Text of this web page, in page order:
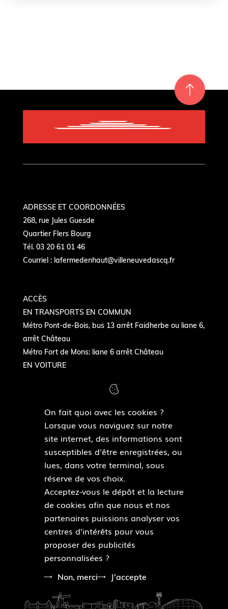
On fait quoi avec les cookies ?
Lorsque vous naviguez sur notre
site internet, des informations sont
susceptibles d'être enregistrées, ou
lues, dans votre terminal, sous
réserve de vos choix.
Acceptez-vous le dépôt et la lecture
de cookies afin que nous et nos
partenaires puissions analyser vos
centres d'intérêts pour vous
proposer des publicités
personnalisées ?
Non, merci J'accepte
Re
m
on
e
en hau
ADRESSE ET COORDONNÉES
268, rue Jules Guesde
Quartier Flers Bourg
Tél. 03 20 61 01 46
Courriel : lafermedenhaut@villeneuvedascq.fr
ACCÈS
EN TRANSPORTS EN COMMUN
Métro Pont-de-Bois, bus 13 arrêt Faidherbe ou liane 6,
arrêt Château
Métro Fort de Mons: liane 6 arrêt Château
EN VOITURE
NOUS SUIVRE
page
Plan du site
Mentions légales
Accessibilité : partiellement conforme
Données personnelles